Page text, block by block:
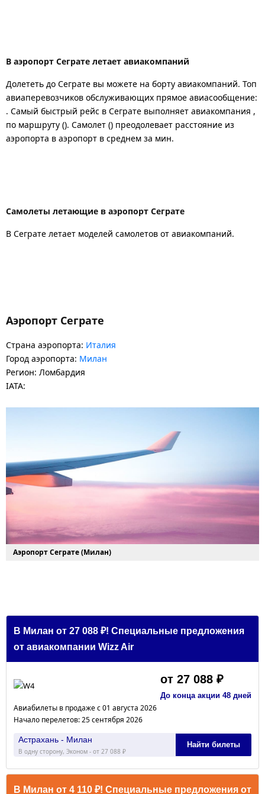
В аэропорт Сеграте летает авиакомпаний
Долететь до Сеграте вы можете на борту авиакомпаний. Топ
авиаперевозчиков обслуживающих прямое авиасообщение:
. Самый быстрый рейс в Сеграте выполняет авиакомпания ,
по маршруту (). Самолет () преодолевает расстояние из
аэропорта в аэропорт в среднем за мин.
Самолеты летающие в аэропорт Сеграте
В Сеграте летает моделей самолетов от авиакомпаний.
Аэропорт Сеграте
Страна аэропорта: Италия
Город аэропорта: Милан
Регион: Ломбардия
IATA:
Аэропорт Сеграте (Милан)
В Милан от 27 088 ₽! Специальные предложения
от авиакомпании Wizz Air
от 27 088 ₽
До конца акции 48 дней
Авиабилеты в продаже с 01 августа 2026
Начало перелетов: 25 сентября 2026
Астрахань - Милан
В одну сторону, Эконом - от 27 088 ₽
Найти билеты
В Милан от 4 110 ₽! Специальные предложения от